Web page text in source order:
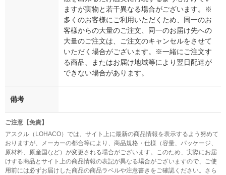
ますが実物と若干異なる場合がございます。※
多くのお客様にご利用いただくため、同一のお
客様からの大量のご注文、同一のお届け先への
大量のご注文は、ご注文のキャンセルをさせて
いただく場合がございます。※一緒にご注文す
る商品、またはお届け地域等により翌日配達が
できない場合があります。
備考
ご注意【免責】
アスクル（LOHACO）では、サイト上に最新の商品情報を表示するよう努めて
おりますが、メーカーの都合等により、商品規格・仕様（容量、パッケージ、
原材料、原産国など）が変更される場合がございます。このため、実際にお届
けする商品とサイト上の商品情報の表記が異なる場合がございますので、ご使
用前には必ずお届けした商品の商品ラベルや注意書きをご確認ください。さら